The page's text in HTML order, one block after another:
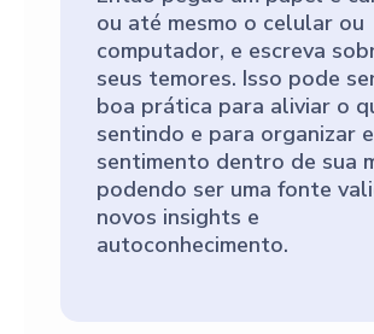
ou até mesmo o celular ou
computador, e escreva
seus temores. Isso pode
boa prática para aliviar o
sentindo e para organizar
sentimento dentro de sua
podendo ser uma fonte
novos insights e
autoconhecimento.